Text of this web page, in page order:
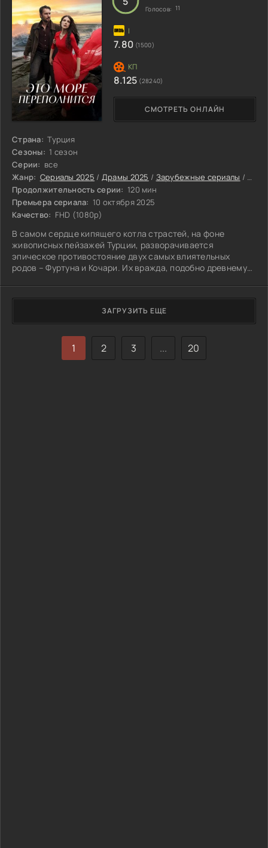
Страна: Турция
Сезоны: 1 сезон
Серии: все
Жанр: Сериалы 2025 / Драмы 2025 / Зарубежные сериалы /
Продолжительность серии: 120 мин
Премьера сериала: 10 октября 2025
Качество: FHD (1080p)
В самом сердце кипящего котла страстей, на фоне
живописных пейзажей Турции, разворачивается
эпическое противостояние двух самых влиятельных
родов – Фуртуна и Кочари. Их вражда, подобно древнему
обидами и неразрешенными конфликтами. Каждая новая
глава истории лишь подливает масла в огонь, усиливая
СМОТРЕТЬ ОНЛАЙН
Голосов: 11
7.80 (1500)
8.125 (28240)
ЗАГРУЗИТЬ ЕЩЕ
1 2 3 ... 20